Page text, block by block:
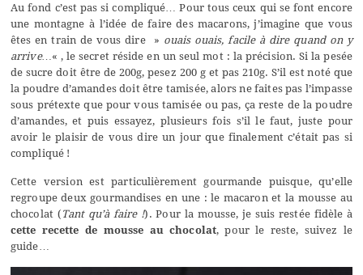
Au fond c’est pas si compliqué… Pour tous ceux qui se font encore
une montagne à l’idée de faire des macarons, j’imagine que vous
êtes en train de vous dire » ouais ouais, facile à dire quand on y
arrive… « , le secret réside en un seul mot : la précision. Si la pesée
de sucre doit être de 200g, pesez 200 g et pas 210g. S’il est noté que
la poudre d’amandes doit être tamisée, alors ne faites pas l’impasse
sous prétexte que pour vous tamisée ou pas, ça reste de la poudre
d’amandes, et puis essayez, plusieurs fois s’il le faut, juste pour
avoir le plaisir de vous dire un jour que finalement c’était pas si
compliqué !
Cette version est particulièrement gourmande puisque, qu’elle
regroupe deux gourmandises en une : le macaron et la mousse au
chocolat ( Tant qu’à faire !). Pour la mousse, je suis restée fidèle à
cette recette de mousse au chocolat, pour le reste, suivez le
guide…